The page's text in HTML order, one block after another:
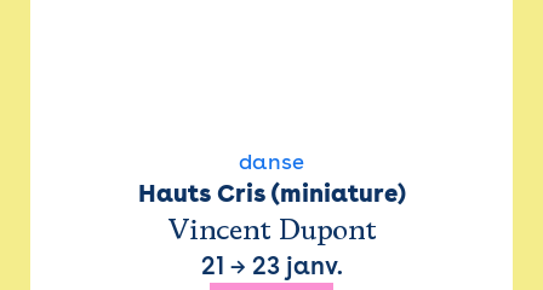
danse
Hauts Cris (miniature)
Vincent Dupont
21 → 23 janv.